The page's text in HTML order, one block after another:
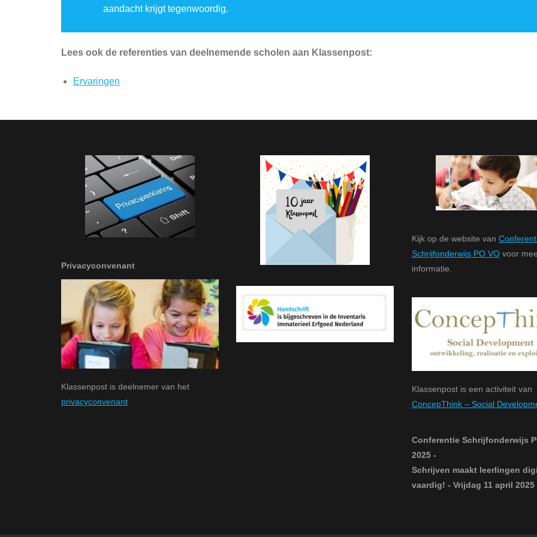
aandacht krijgt tegenwoordig.
Lees ook de referenties van deelnemende scholen aan Klassenpost:
Ervaringen
Privacyconvenant
Klassenpost is deelnemer van het
privacyconvenant
Kijk op de website van
Schrijfonderwijs PO VOvoor
informatie.
Klassenpost is een activiteit van
ConcepThink – Social
Conferentie Schrijfonderwijs
2025 -
Schrijven maakt leerlingen
vaardig! - Vrijdag 11 april 2025